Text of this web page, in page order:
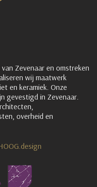
Zevenaar en omstreken
wij maatwerk
en keramiek. Onze
gevestigd in Zevenaar.
overheid en